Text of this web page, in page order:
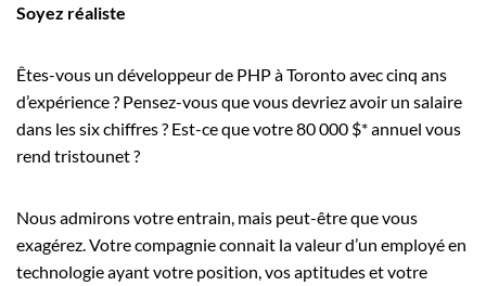
Soyez réaliste
Êtes-vous un développeur de PHP à Toronto avec cinq ans
d’expérience ? Pensez-vous que vous devriez avoir un salaire
dans les six chiffres ? Est-ce que votre 80 000 $* annuel vous
rend tristounet ?
Nous admirons votre entrain, mais peut-être que vous
exagérez. Votre compagnie connait la valeur d’un employé en
technologie ayant votre position, vos aptitudes et votre